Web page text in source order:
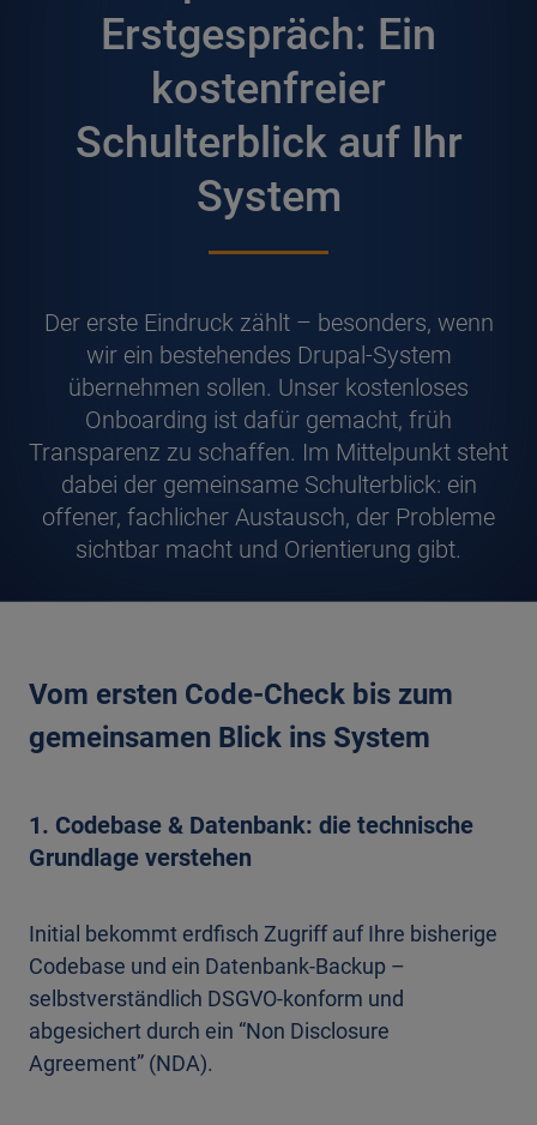
Erstgespräch: Ein
kostenfreier
Schulterblick auf Ihr
System
Der erste Eindruck zählt – besonders, wenn
wir ein bestehendes Drupal-System
übernehmen sollen. Unser kostenloses
Onboarding ist dafür gemacht, früh
Transparenz zu schaffen. Im Mittelpunkt steht
dabei der gemeinsame Schulterblick: ein
offener, fachlicher Austausch, der Probleme
sichtbar macht und Orientierung gibt.
Vom ersten Code-Check bis zum
gemeinsamen Blick ins System
1. Codebase & Datenbank: die technische
Grundlage verstehen
Initial bekommt erdfisch Zugriff auf Ihre bisherige
Codebase und ein Datenbank-Backup –
selbstverständlich DSGVO-konform und
abgesichert durch ein “Non Disclosure
Agreement” (NDA).